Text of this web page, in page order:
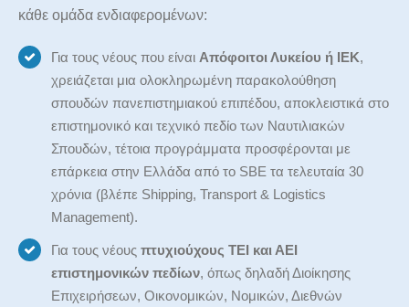
κάθε ομάδα ενδιαφερομένων:
Για τους νέους που είναι Απόφοιτοι Λυκείου ή ΙΕΚ,
χρειάζεται μια ολοκληρωμένη παρακολούθηση
σπουδών πανεπιστημιακού επιπέδου, αποκλειστικά στο
επιστημονικό και τεχνικό πεδίο των Ναυτιλιακών
Σπουδών, τέτοια προγράμματα προσφέρονται με
επάρκεια στην Ελλάδα από το SBE τα τελευταία 30
χρόνια (βλέπε Shipping, Transport & Logistics
Management).
Για τους νέους πτυχιούχους ΤΕΙ και ΑΕΙ
επιστημονικών πεδίων, όπως δηλαδή Διοίκησης
Επιχειρήσεων, Οικονομικών, Νομικών, Διεθνών